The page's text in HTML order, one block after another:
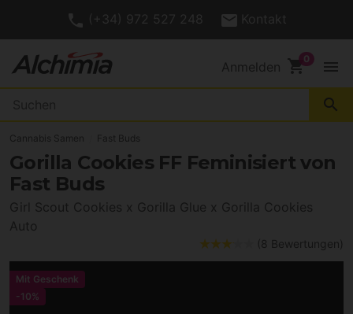
(+34) 972 527 248 Kontakt
Anmelden shopping_cart menu
search
Cannabis Samen Fast Buds
Gorilla Cookies FF Feminisiert von
Fast Buds
Girl Scout Cookies x Gorilla Glue x Gorilla Cookies
Auto
(8 Bewertungen)
Mit Geschenk
-10%